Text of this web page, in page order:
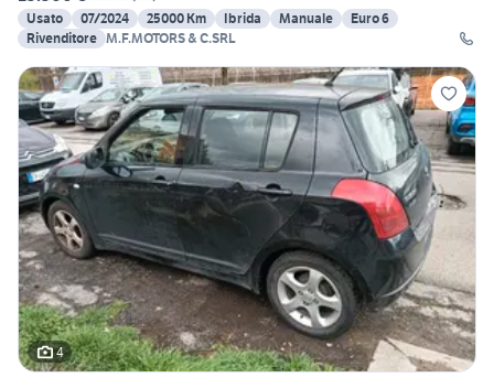
Usato
07/2024 25000 Km Ibrida Manuale
Euro 6
Rivenditore M.F.MOTORS & C.SRL
4